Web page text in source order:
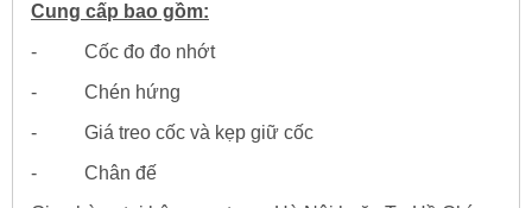
Cung cấp bao gồm:
- Cốc đo đo nhớt
- Chén hứng
- Giá treo cốc và kẹp giữ cốc
- Chân đế